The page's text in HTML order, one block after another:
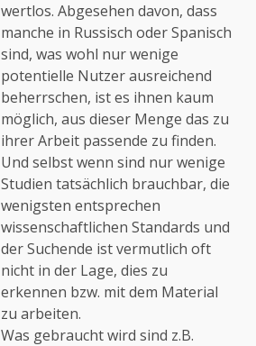
wertlos. Abgesehen davon, dass
manche in Russisch oder Spanisch
sind, was wohl nur wenige
potentielle Nutzer ausreichend
beherrschen, ist es ihnen kaum
möglich, aus dieser Menge das zu
ihrer Arbeit passende zu finden.
Und selbst wenn sind nur wenige
Studien tatsächlich brauchbar, die
wenigsten entsprechen
wissenschaftlichen Standards und
der Suchende ist vermutlich oft
nicht in der Lage, dies zu
erkennen bzw. mit dem Material
zu arbeiten.
Was gebraucht wird sind z.B.